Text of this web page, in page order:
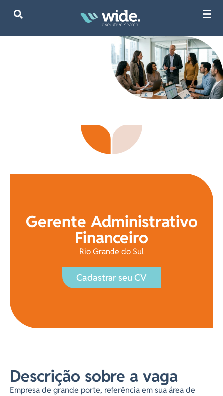
Gerente Administrativo
Financeiro
Rio Grande do Sul
Cadastrar seu CV
Descrição sobre a vaga
Empresa de grande porte, referência em sua área de